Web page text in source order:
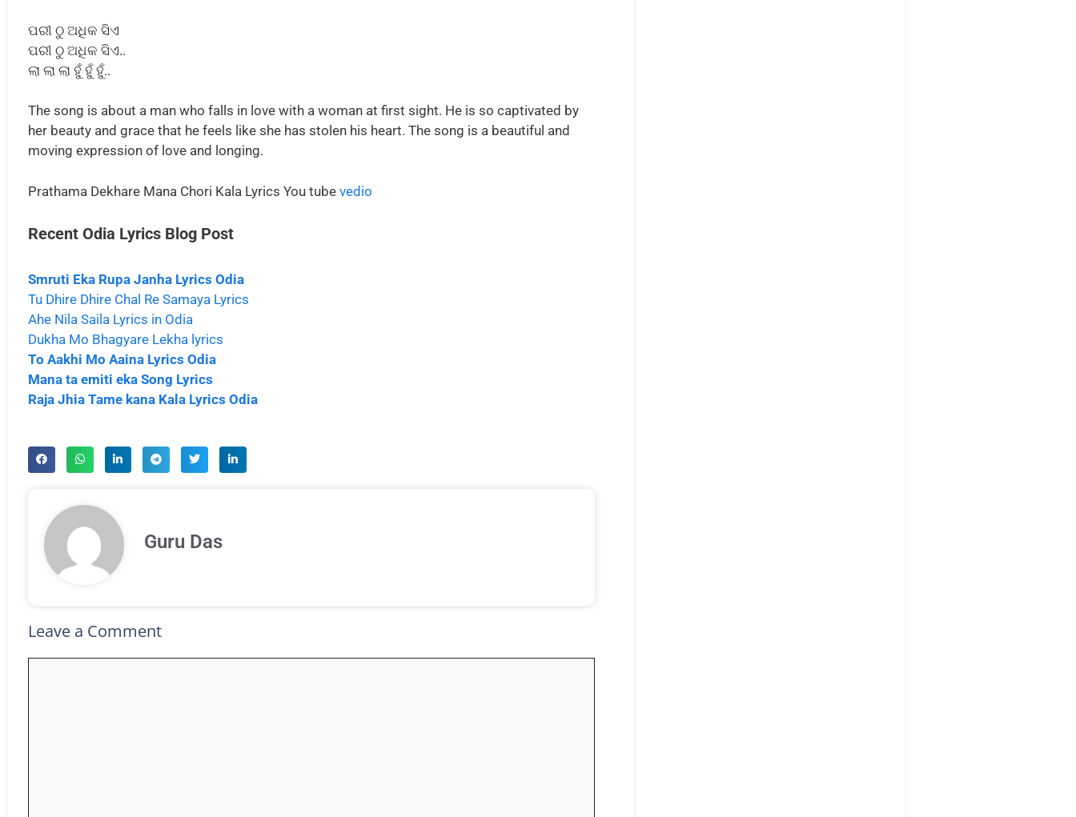
ପରୀ ଠୁ ଅଧିକ ସିଏ
ପରୀ ଠୁ ଅଧିକ ସିଏ..
ଲା ଲା ଲା ହୁଁ ହୁଁ ହୁଁ..
The song is about a man who falls in love with a woman at first sight. He is so captivated by
her beauty and grace that he feels like she has stolen his heart. The song is a beautiful and
moving expression of love and longing.
Prathama Dekhare Mana Chori Kala Lyrics You tube vedio
Recent Odia Lyrics Blog Post
Smruti Eka Rupa Janha Lyrics Odia
Tu Dhire Dhire Chal Re Samaya Lyrics
Ahe Nila Saila Lyrics in Odia
Dukha Mo Bhagyare Lekha lyrics
To Aakhi Mo Aaina Lyrics Odia
Mana ta emiti eka Song Lyrics
Raja Jhia Tame kana Kala Lyrics Odia
Guru Das
Leave a Comment